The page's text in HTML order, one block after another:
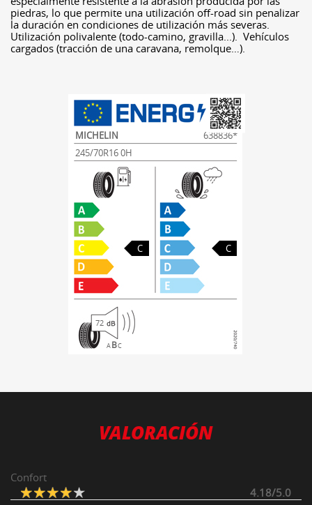
piedras, lo que permite una utilización off-road sin penalizar
la duración en condiciones de utilización más severas.
Utilización polivalente (todo-camino, gravilla...). Vehículos
cargados (tracción de una caravana, remolque…).
MICHELIN
638836*
245/70R16 0H
C C
72
A BC
VALORACIÓN
Confort
4.18/5.0